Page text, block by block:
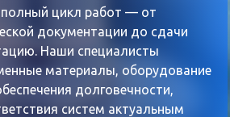
цикл работ — от
документации до сдачи
Наши специалисты
материалы, оборудование
долговечности,
систем актуальным